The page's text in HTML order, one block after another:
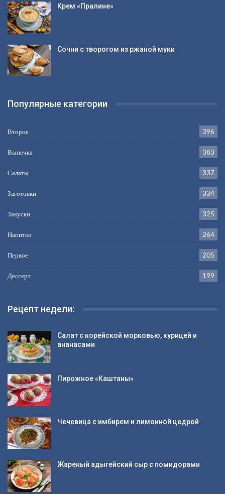
Крем «Пралине»
Сочни с творогом из ржаной муки
Популярные категории
Второе 396
Выпечка 383
Салаты 337
Заготовки 334
Закуски 325
Напитки 264
Первое 205
Дессерт 199
Рецепт недели:
Салат с корейской морковью, курицей и
ананасами
Пирожное «Каштаны»
Чечевица с имбирем и лимонной цедрой
Жареный адыгейский сыр с помидорами